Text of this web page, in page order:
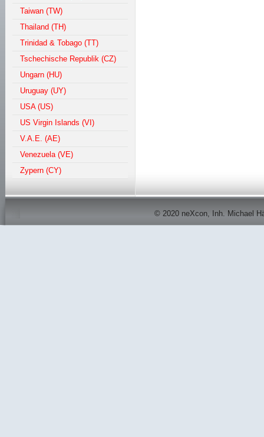
Taiwan (TW)
Thailand (TH)
Trinidad & Tobago (TT)
Tschechische Republik (CZ)
Ungarn (HU)
Uruguay (UY)
USA (US)
US Virgin Islands (VI)
V.A.E. (AE)
Venezuela (VE)
Zypern (CY)
© 2020 neXcon, Inh. Michael